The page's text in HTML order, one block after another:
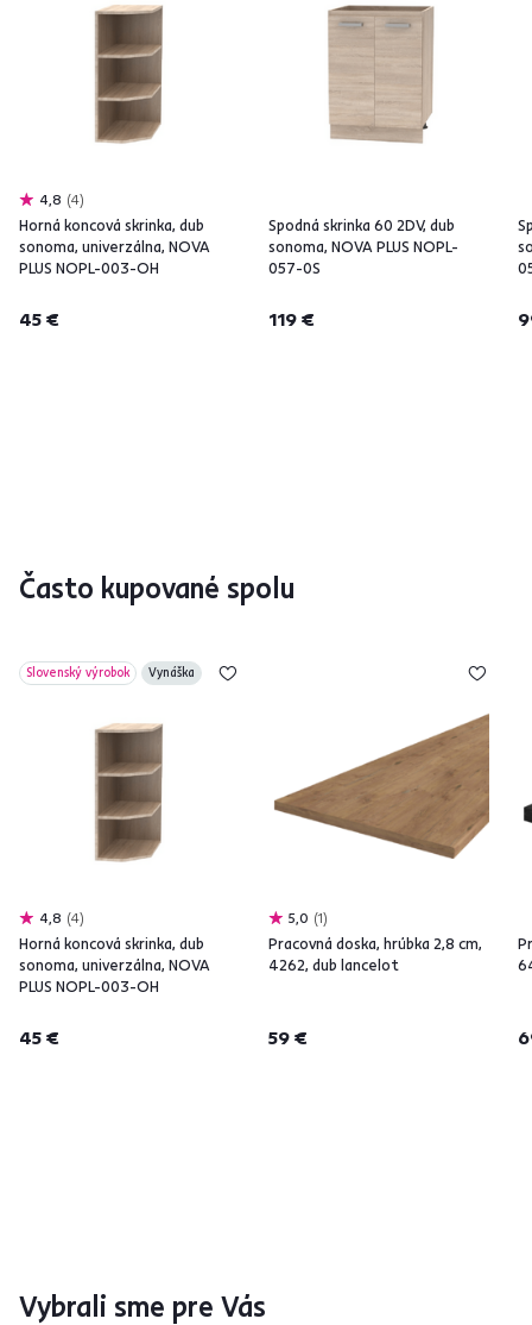
4,8 4
Horná koncová skrinka, dub
sonoma, univerzálna, NOVA
PLUS NOPL-003-OH
45 €
Spodná skrinka 60 2DV, dub
sonoma, NOVA PLUS NOPL-
057-0S
119 €
Často kupované spolu
Slovenský výrobok Vynáška
4,8 4
Horná koncová skrinka, dub
sonoma, univerzálna, NOVA
PLUS NOPL-003-OH
45 €
5,0 1
Pracovná doska, hrúbka 2,8 cm,
4262, dub lancelot
59 €
Vybrali sme pre Vás